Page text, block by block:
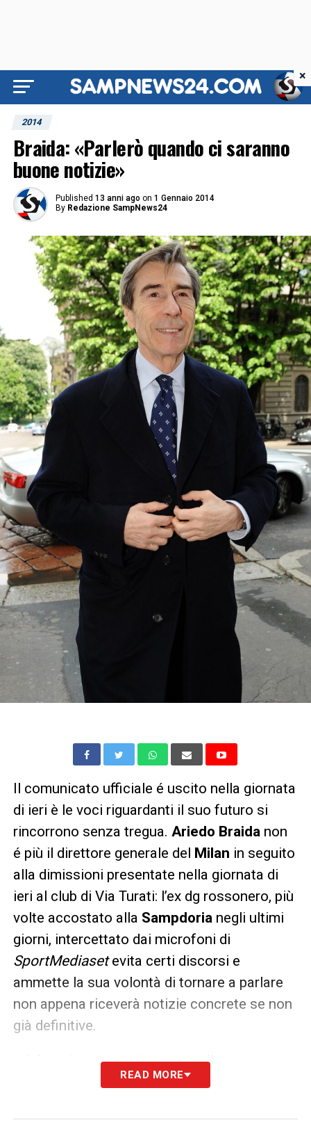
2014
Braida: «Parlerò quando ci saranno
buone notizie»
Published 13 anni ago on 1 Gennaio 2014
By Redazione SampNews24
Il comunicato ufficiale é uscito nella giornata
di ieri è le voci riguardanti il suo futuro si
rincorrono senza tregua. Ariedo Braida non
é più il direttore generale del Milan in seguito
alla dimissioni presentate nella giornata di
ieri al club di Via Turati: l’ex dg rossonero, più
volte accostato alla Sampdoria negli ultimi
giorni, intercettato dai microfoni di
SportMediasetevita certi discorsi e
ammette la sua volontà di tornare a parlare
non appena riceverà notizie concrete se non
già definitive.
«Ad oggi sono tecnicamente disoccupato.
Appena ci saranno buone nuove – dichiara
READ MORE
×